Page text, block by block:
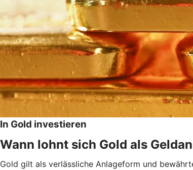
In Gold investieren
Wann lohnt sich Gold als
Gold gilt als verlässliche Anlageform und